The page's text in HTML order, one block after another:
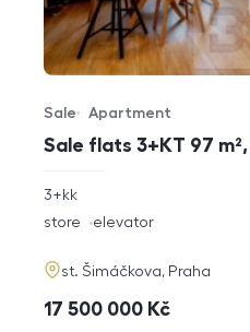
Sale flats 3+KT 97
Offer type
Sale
Property type
Apartment
rozměry
disposition
3+kk
funkce
store elevator
adresa
st. Šimáčkova, Praha
cena
17 500 000 Kč